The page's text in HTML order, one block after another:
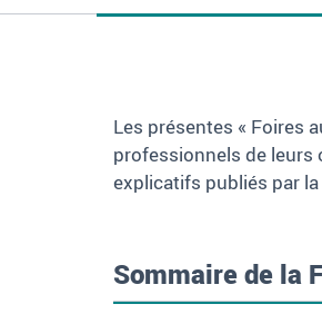
Les présentes « Foires
professionnels de leurs
explicatifs publiés par la
Sommaire de la